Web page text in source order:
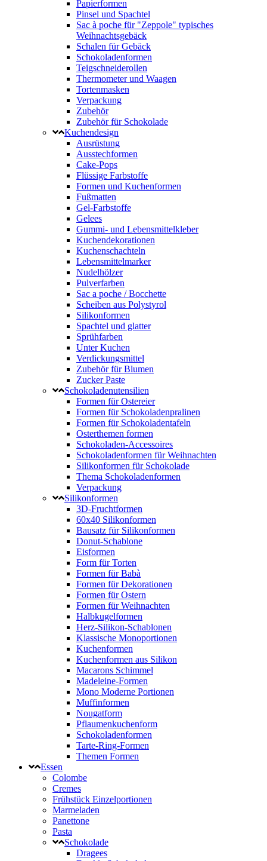
Papierformen
Pinsel und Spachtel
Sac à poche für "Zeppole" typisches
Weihnachtsgebäck
Schalen für Gebäck
Schokoladenformen
Teigschneiderollen
Thermometer und Waagen
Tortenmasken
Verpackung
Zubehör
Zubehör für Schokolade
Kuchendesign
Ausrüstung
Ausstechformen
Cake-Pops
Flüssige Farbstoffe
Formen und Kuchenformen
Fußmatten
Gel-Farbstoffe
Gelees
Gummi- und Lebensmittelkleber
Kuchendekorationen
Kuchenschachteln
Lebensmittelmarker
Nudelhölzer
Pulverfarben
Sac a poche / Bocchette
Scheiben aus Polystyrol
Silikonformen
Spachtel und glatter
Sprühfarben
Unter Kuchen
Verdickungsmittel
Zubehör für Blumen
Zucker Paste
Schokoladenutensilien
Formen für Ostereier
Formen für Schokoladenpralinen
Formen für Schokoladentafeln
Osterthemen formen
Schokoladen-Accessoires
Schokoladenformen für Weihnachten
Silikonformen für Schokolade
Thema Schokoladenformen
Verpackung
Silikonformen
3D-Fruchtformen
60x40 Silikonformen
Bausatz für Silikonformen
Donut-Schablone
Eisformen
Form für Torten
Formen für Babà
Formen für Dekorationen
Formen für Ostern
Formen für Weihnachten
Halbkugelformen
Herz-Silikon-Schablonen
Klassische Monoportionen
Kuchenformen
Kuchenformen aus Silikon
Macarons Schimmel
Madeleine-Formen
Mono Moderne Portionen
Muffinformen
Nougatform
Pflaumenkuchenform
Schokoladenformen
Tarte-Ring-Formen
Themen Formen
Essen
Colombe
Cremes
Frühstück Einzelportionen
Marmeladen
Panettone
Pasta
Schokolade
Dragees